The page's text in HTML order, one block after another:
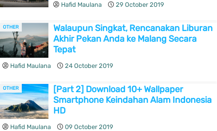
Hafid Maulana 29 October 2019
OTHER
Walaupun Singkat, Rencanakan Liburan
Akhir Pekan Anda ke Malang Secara
Tepat
Hafid Maulana 24 October 2019
OTHER
[Part 2] Download 10+ Wallpaper
Smartphone Keindahan Alam Indonesia
HD
Hafid Maulana 09 October 2019